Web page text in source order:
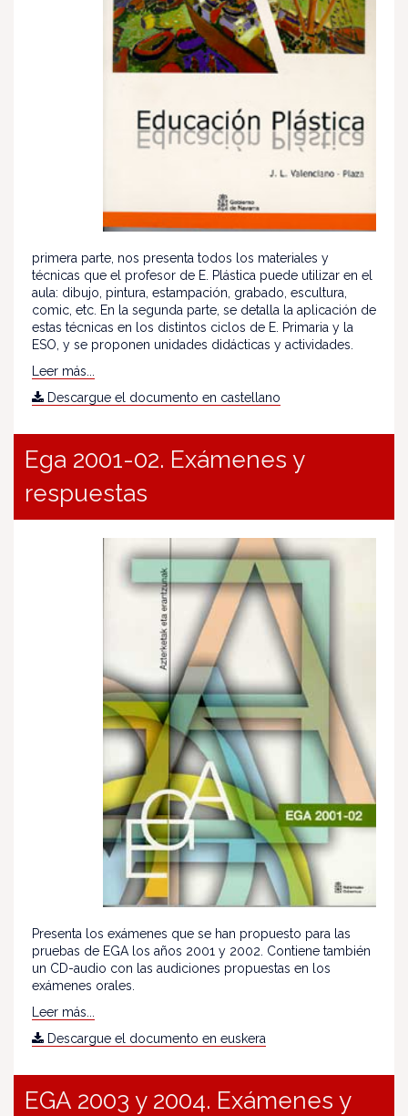
primera parte, nos presenta todos los materiales y
técnicas que el profesor de E. Plástica puede utilizar en el
aula: dibujo, pintura, estampación, grabado, escultura,
comic, etc. En la segunda parte, se detalla la aplicación de
estas técnicas en los distintos ciclos de E. Primaria y la
ESO, y se proponen unidades didácticas y actividades.
Leer más...
Descargue el documento en castellano
Ega 2001-02. Exámenes y
respuestas
Presenta los exámenes que se han propuesto para las
pruebas de EGA los años 2001 y 2002. Contiene también
un CD-audio con las audiciones propuestas en los
exámenes orales.
Leer más...
Descargue el documento en euskera
EGA 2003 y 2004. Exámenes y